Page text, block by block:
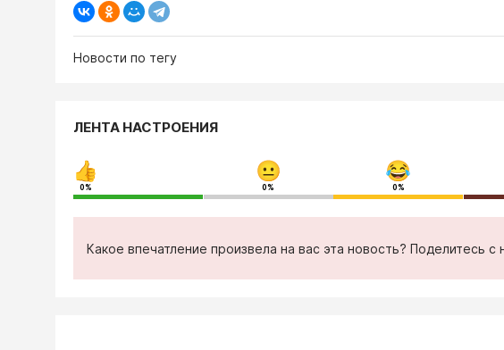
Новости по тегу
ЛЕНТА НАСТРОЕНИЯ
0% 0% 0%
Какое впечатление произвела на вас эта новость? Поделитесь с